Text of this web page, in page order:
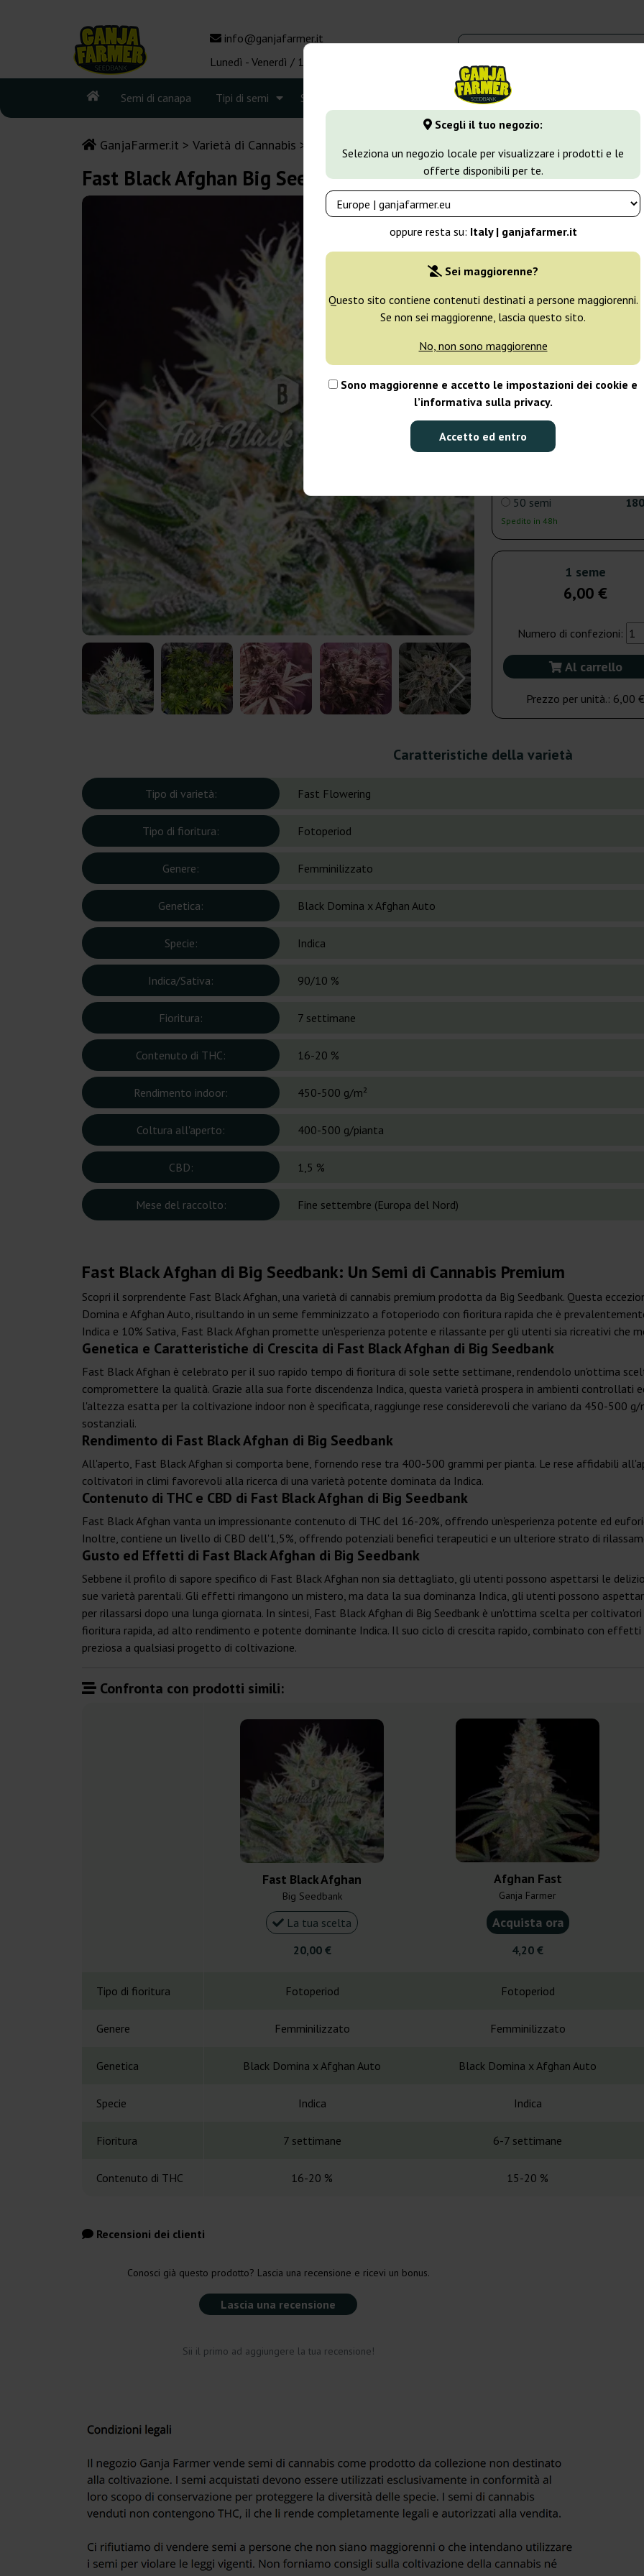
Scegli il tuo negozio:
Seleziona un negozio locale per visualizzare i prodotti e le
offerte disponibili per te.
oppure resta su: Italy | ganjafarmer.it
Sei maggiorenne?
Questo sito contiene contenuti destinati a persone maggiorenni.
Se non sei maggiorenne, lascia questo sito.
No, non sono maggiorenne
Sono maggiorenne e accetto le impostazioni dei cookie e
l’informativa sulla privacy.
Accetto ed entro
info@ganjafarmer.it
Lunedì - Venerdì / 10:00 - 16:00
Semi di canapa Tipi di semi Seedbank Tipi di marijuana Altro
GanjaFarmer.it Varietà di Cannabis
Fast Black Afghan Big Seedbank
Big Seedbank
1 seme
Spedito oggi
3 semi
Spedito oggi
5 semi
Spedito oggi
50 semi
Spedito in 48h
1 seme
6,00 €
Numero di confezioni:
Al carrello
Prezzo per unità.: 6,00 €
Caratteristiche della varietà
Tipo di varietà: Fast Flowering
Tipo di fioritura: Fotoperiod
Genere: Femminilizzato
Genetica: Black Domina x Afghan Auto
Specie: Indica
Indica/Sativa: 90/10 %
Fioritura: 7 settimane
Contenuto di THC: 16-20 %
Rendimento indoor: 450-500 g/m²
Coltura all'aperto: 400-500 g/pianta
CBD: 1,5 %
Mese del raccolto: Fine settembre (Europa del Nord)
Fast Black Afghan di Big Seedbank: Un Semi di Cannabis Premium
Scopri il sorprendente Fast Black Afghan, una varietà di cannabis premium prodotta da Big Seedbank. Questa
Domina e Afghan Auto, risultando in un seme femminizzato a fotoperiodo con fioritura rapida che è
Indica e 10% Sativa, Fast Black Afghan promette un'esperienza potente e rilassante per gli utenti sia ricreativi che
Genetica e Caratteristiche di Crescita di Fast Black Afghan di Big Seedbank
Fast Black Afghan è celebrato per il suo rapido tempo di fioritura di sole sette settimane, rendendolo un'ottima
compromettere la qualità. Grazie alla sua forte discendenza Indica, questa varietà prospera in ambienti controllati
l'altezza esatta per la coltivazione indoor non è specificata, raggiunge rese considerevoli che variano da 450-500
sostanziali.
Rendimento di Fast Black Afghan di Big Seedbank
All'aperto, Fast Black Afghan si comporta bene, fornendo rese tra 400-500 grammi per pianta. Le rese affidabili
coltivatori in climi favorevoli alla ricerca di una varietà potente dominata da Indica.
Contenuto di THC e CBD di Fast Black Afghan di Big Seedbank
Fast Black Afghan vanta un impressionante contenuto di THC del 16-20%, offrendo un'esperienza potente ed
Inoltre, contiene un livello di CBD dell'1,5%, offrendo potenziali benefici terapeutici e un ulteriore strato di
Gusto ed Effetti di Fast Black Afghan di Big Seedbank
Sebbene il profilo di sapore specifico di Fast Black Afghan non sia dettagliato, gli utenti possono aspettarsi le
sue varietà parentali. Gli effetti rimangono un mistero, ma data la sua dominanza Indica, gli utenti possono
per rilassarsi dopo una lunga giornata. In sintesi, Fast Black Afghan di Big Seedbank è un'ottima scelta per
fioritura rapida, ad alto rendimento e potente dominante Indica. Il suo ciclo di crescita rapido, combinato con
preziosa a qualsiasi progetto di coltivazione.
Confronta con prodotti simili:
Fast Black Afghan
Big Seedbank
La tua scelta
20,00 €
Afghan Fast
Ganja Farmer
Acquista ora
4,20 €
Tipo di fioritura Fotoperiod Fotoperiod
Genere Femminilizzato Femminilizzato
Genetica Black Domina x Afghan Auto Black Domina x Afghan Auto
Specie Indica Indica
Fioritura 7 settimane 6-7 settimane
Contenuto di THC 16-20 % 15-20 %
Recensioni dei clienti
Conosci già questo prodotto? Lascia una recensione e ricevi un bonus.
Lascia una recensione
Sii il primo ad aggiungere la tua recensione!